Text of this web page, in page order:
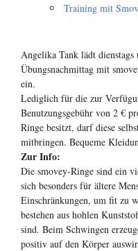
Training mit
Angelika Tank lädt
Übungsnachmittag mit
ein.
Lediglich für die zur
Benutzungsgebühr von 2 €
Ringe besitzt, darf diese
mitbringen. Bequeme
Zur Info:
Die smovey-Ringe sind ein
sich besonders für ältere
Einschränkungen, um fit zu
bestehen aus hohlen
sind. Beim Schwingen
positiv auf den Körper